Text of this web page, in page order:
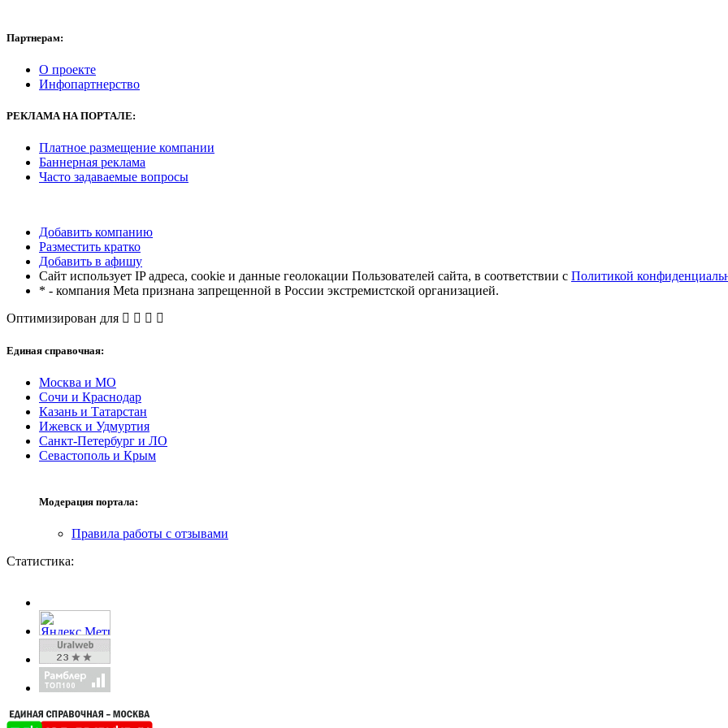
Партнерам:
О проекте
Инфопартнерство
РЕКЛАМАНА ПОРТАЛЕ:
Платное размещение компании
Баннерная реклама
Часто задаваемые вопросы
Добавить компанию
Разместить кратко
Добавить в афишу
Сайт использует IP адреса, cookie и данные геолокации Пользователей сайта, в соответствии с Политикой
* - компания Meta признана запрещенной в России экстремистской организацией.
Оптимизирован для
Единая справочная:
Москва и МО
Сочи и Краснодар
Казань и Татарстан
Ижевск и Удмуртия
Санкт-Петербург и ЛО
Севастополь и Крым
Модерация портала:
Правила работы с отзывами
Статистика: